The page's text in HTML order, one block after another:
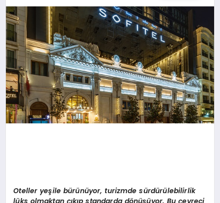
Oteller yeşile bürünüyor, turizmde sürdürülebilirlik
lüks olmaktan çıkıp standarda dönüşüyor. Bu çevreci